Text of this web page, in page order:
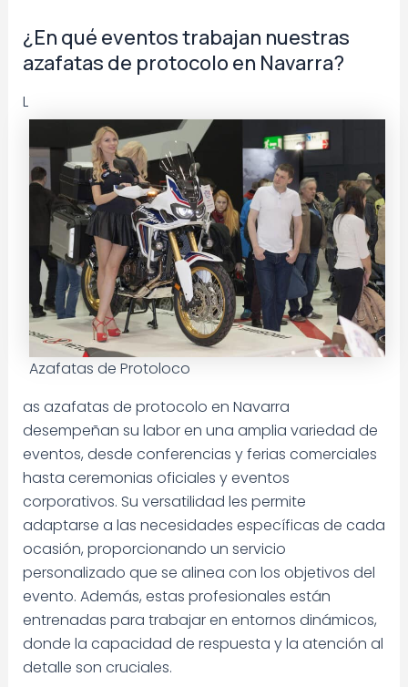
¿En qué eventos trabajan nuestras
azafatas de protocolo en Navarra?
Azafatas de Protoloco
L
as azafatas de protocolo en Navarra
desempeñan su labor en una amplia variedad de
eventos, desde conferencias y ferias comerciales
hasta ceremonias oficiales y eventos
corporativos. Su versatilidad les permite
adaptarse a las necesidades específicas de cada
ocasión, proporcionando un servicio
personalizado que se alinea con los objetivos del
evento. Además, estas profesionales están
entrenadas para trabajar en entornos dinámicos,
donde la capacidad de respuesta y la atención al
detalle son cruciales.